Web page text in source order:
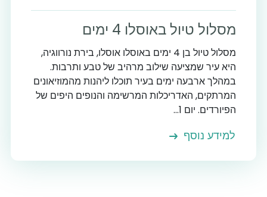
מסלול טיול באוסלו 4 ימים
מסלול טיול בן 4 ימים באוסלו אוסלו, בירת נורווגיה,
היא עיר שמציעה שילוב מרהיב של טבע ותרבות.
במהלך ארבעה ימים בעיר תוכלו ליהנות מהמוזיאונים
המרתקים, האדריכלות המרשימה והנופים היפים של
הפיורדים. יום 1...
למידע נוסף